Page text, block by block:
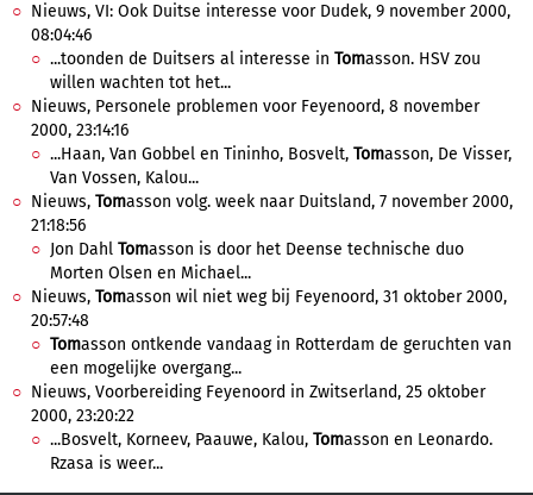
Nieuws, VI: Ook Duitse interesse voor Dudek, 9 november 2000,
08:04:46
...toonden de Duitsers al interesse in Tomasson. HSV zou
willen wachten tot het...
Nieuws, Personele problemen voor Feyenoord, 8 november
2000, 23:14:16
...Haan, Van Gobbel en Tininho, Bosvelt, Tomasson, De Visser,
Van Vossen, Kalou...
Nieuws, Tomasson volg. week naar Duitsland, 7 november 2000,
21:18:56
Jon Dahl Tomasson is door het Deense technische duo
Morten Olsen en Michael...
Nieuws, Tomasson wil niet weg bij Feyenoord, 31 oktober 2000,
20:57:48
Tomasson ontkende vandaag in Rotterdam de geruchten van
een mogelijke overgang...
Nieuws, Voorbereiding Feyenoord in Zwitserland, 25 oktober
2000, 23:20:22
...Bosvelt, Korneev, Paauwe, Kalou, Tomasson en Leonardo.
Rzasa is weer...